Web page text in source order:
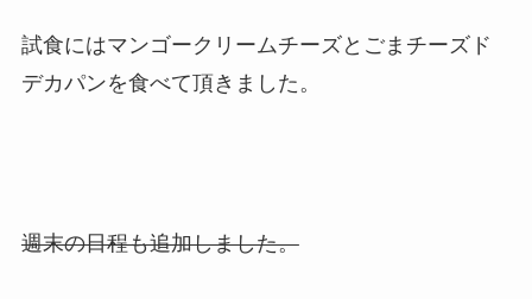
試食にはマンゴークリームチーズとごまチーズド
デカパンを食べて頂きました。
週末の日程も追加しました。